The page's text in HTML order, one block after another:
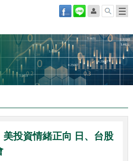
美投資情緒正向 日、台股